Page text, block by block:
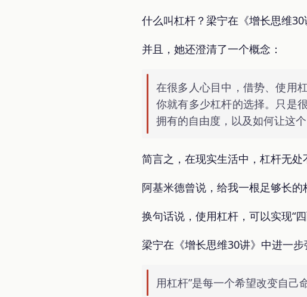
什么叫杠杆？梁宁在《增长思维
并且，她还澄清了一个概念：
在很多人心目中，借势、使用
你就有多少杠杆的选择。只是
拥有的自由度，以及如何让这
简言之，在现实生活中，杠杆无
阿基米德曾说，给我一根足够长的
换句话说，使用杠杆，可以实现“四
梁宁在《增长思维30讲》中进一步
用杠杆”是每一个希望改变自己